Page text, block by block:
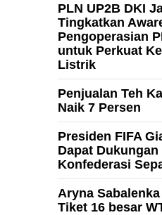
PLN UP2B DKI
Tingkatkan
Pengoperasian
untuk Perkuat
Listrik
Penjualan Teh
Naik 7 Persen
Presiden FIFA
Dapat
Konfederasi
Aryna
Tiket 16 besar